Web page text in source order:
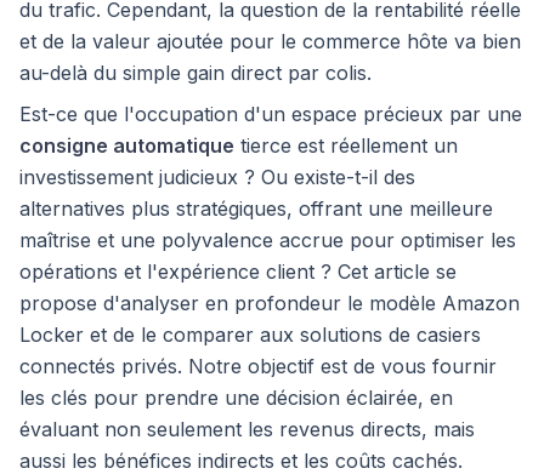
du trafic. Cependant, la question de la rentabilité réelle
et de la valeur ajoutée pour le commerce hôte va bien
au-delà du simple gain direct par colis.
Est-ce que l'occupation d'un espace précieux par une
consigne automatique tierce est réellement un
investissement judicieux ? Ou existe-t-il des
alternatives plus stratégiques, offrant une meilleure
maîtrise et une polyvalence accrue pour optimiser les
opérations et l'expérience client ? Cet article se
propose d'analyser en profondeur le modèle Amazon
Locker et de le comparer aux solutions de casiers
connectés privés. Notre objectif est de vous fournir
les clés pour prendre une décision éclairée, en
évaluant non seulement les revenus directs, mais
aussi les bénéfices indirects et les coûts cachés.